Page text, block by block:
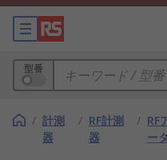
型番
/ 計測
器
/ RF計測
器
/ RF
ータ